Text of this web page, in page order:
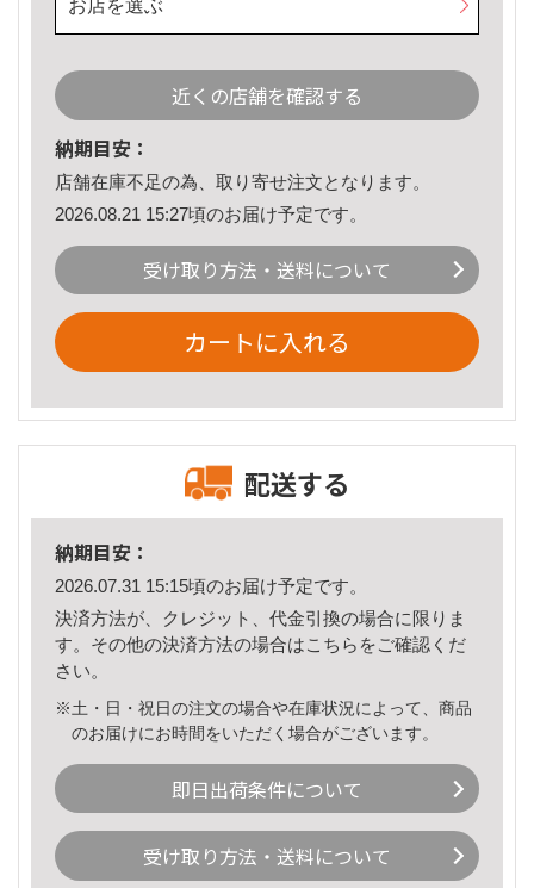
お店を選ぶ
近くの店舗を確認する
納期目安：
店舗在庫不足の為、取り寄せ注文となります。
2026.08.21 15:27頃のお届け予定です。
受け取り方法・送料について
カートに入れる
配送する
納期目安：
2026.07.31 15:15頃のお届け予定です。
決済方法が、クレジット、代金引換の場合に限りま
す。その他の決済方法の場合はこちら をご確認くだ
さい。
※土・日・祝日の注文の場合や在庫状況によって、商品
のお届けにお時間をいただく場合がございます。
即日出荷条件について
受け取り方法・送料について